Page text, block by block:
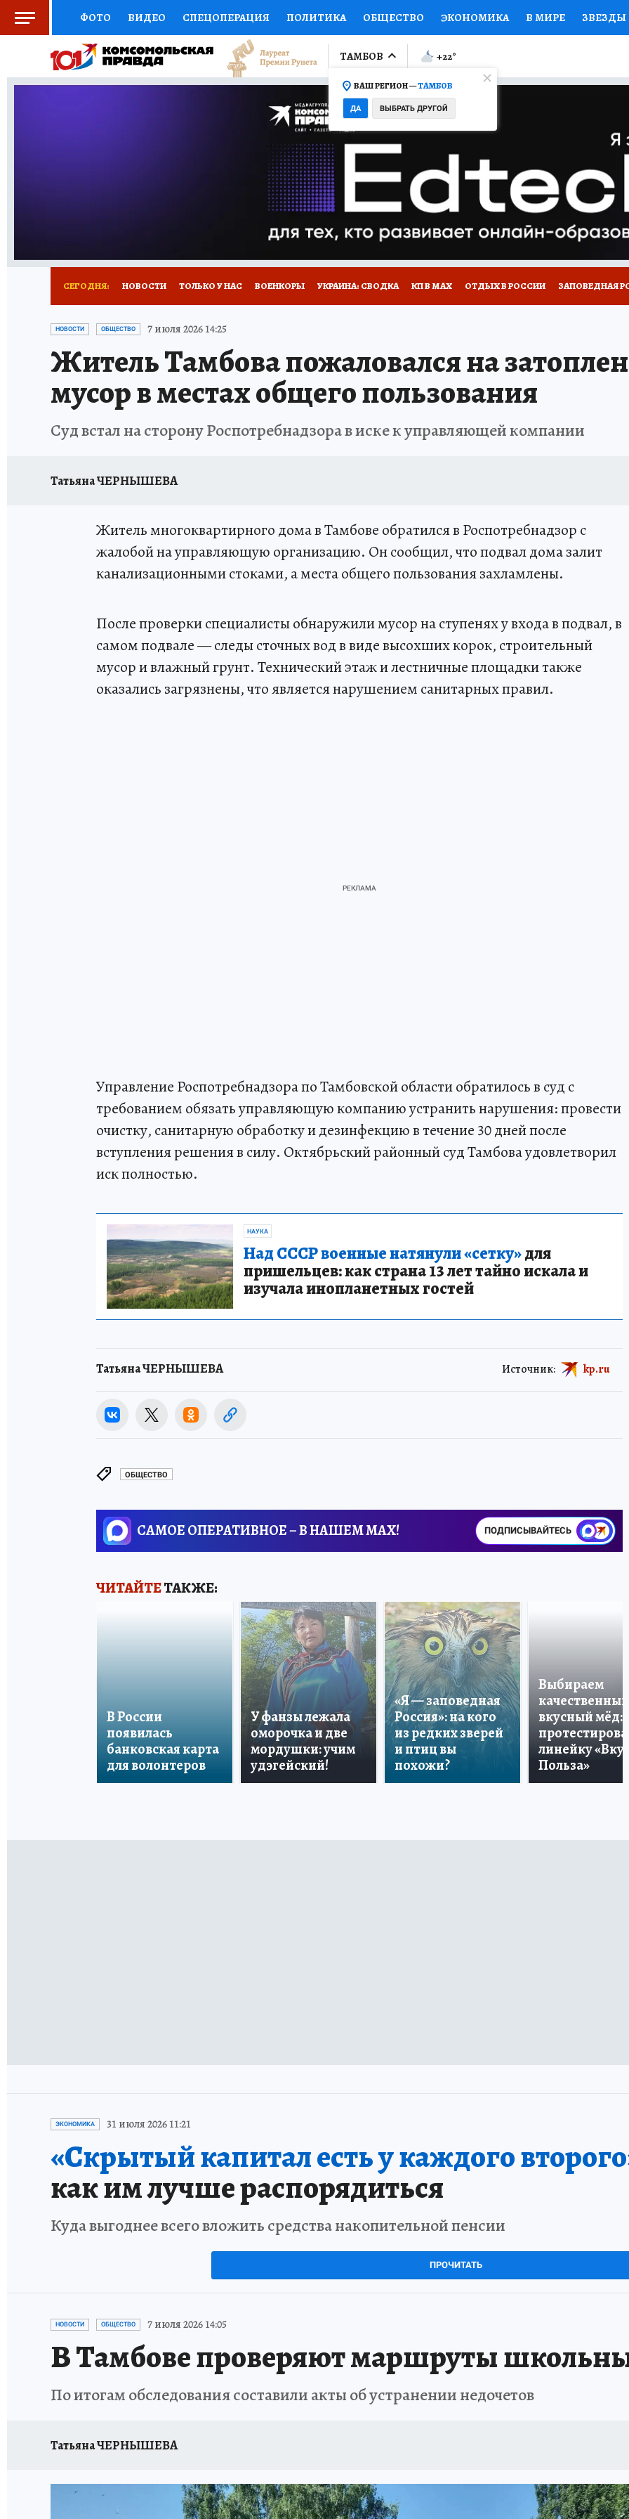
ФОТО ВИДЕО СПЕЦОПЕРАЦИЯ ПОЛИТИКА ОБЩЕСТВО ЭКОНОМИКА В МИРЕ ЗВЕЗДЫ
СОЦПОДДЕРЖКА НАУКА СПОРТ КОЛУМНИСТЫ ПРОИСШЕСТВИЯ НАЦИОНАЛЬНЫЕ
ВЫБОР ЭКСПЕРТОВ ДОКТОР ФИНАНСЫ ОТКРЫВАЕМ МИР Я ЗНАЮ СЕМЬЯ ЖЕНСКИЕ
ПРОГНОЗЫ НА СПОРТ ПРОМОКОДЫ СЕРИАЛЫ
ТЕЛЕВИЗОР КОЛЛЕКЦИИ КОНКУРСЫ
НОВОЕ НА САЙТЕ РЕКЛАМА
ТАМБОВ
ВАШ РЕГИОН —ТАМБОВ
ДА ВЫБРАТЬ ДРУГОЙ
+22°
СЕГОДНЯ: НОВОСТИ ТОЛЬКО У НАС ВОЕНКОРЫ УКРАИНА: СВОДКА КП В МАХ ОТДЫХ В РОССИИ ЗАПОВЕДНАЯ
ИСПЫТАНО НА СЕБЕ
НОВОСТИ ОБЩЕСТВО 7 июля 2026 14:25
Житель Тамбова пожаловался на
мусор в местах общего пользования
Суд встал на сторону Роспотребнадзора в иске к управляющей компании
Татьяна ЧЕРНЫШЕВА
Житель многоквартирного дома в Тамбове обратился в Роспотребнадзор с
жалобой на управляющую организацию. Он сообщил, что подвал дома залит
канализационными стоками, а места общего пользования захламлены.
После проверки специалисты обнаружили мусор на ступенях у входа в подвал, в
самом подвале — следы сточных вод в виде высохших корок, строительный
мусор и влажный грунт. Технический этаж и лестничные площадки также
оказались загрязнены, что является нарушением санитарных правил.
Управление Роспотребнадзора по Тамбовской области обратилось в суд с
требованием обязать управляющую компанию устранить нарушения: провести
очистку, санитарную обработку и дезинфекцию в течение 30 дней после
вступления решения в силу. Октябрьский районный суд Тамбова удовлетворил
иск полностью.
НАУКА
Над СССР военные натянули «сетку»для
пришельцев: как страна 13 лет тайно искала и
изучала инопланетных гостей
Татьяна ЧЕРНЫШЕВА Источник: kp.ru
ОБЩЕСТВО
САМОЕ ОПЕРАТИВНОЕ – В НАШЕМ MAX! ПОДПИСЫВАЙТЕСЬ
ЧИТАЙТЕТАКЖЕ:
В России
появилась
банковская карта
для волонтеров
У фанзы лежала
оморочка и две
мордушки: учим
удэгейский!
«Я — заповедная
Россия»: на кого
из редких зверей
и птиц вы
похожи?
Выбираем
качественный
вкусный мёд:
линейку «Вкус
Польза»
ЭКОНОМИКА 31 июля 2026 11:21
«Скрытый капитал есть у каждого
как им лучше распорядиться
Куда выгоднее всего вложить средства накопительной пенсии
ПРОЧИТАТЬ
НОВОСТИ ОБЩЕСТВО 7 июля 2026 14:05
В Тамбове проверяют маршруты
По итогам обследования составили акты об устранении недочетов
Татьяна ЧЕРНЫШЕВА